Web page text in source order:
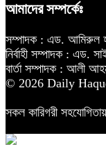
আমাদের সম্পর্কেঃ
সম্পাদক : এড. আমিরুল
নির্বাহী সম্পাদক : এড.
বার্তা সম্পাদক : আলী
© 2026 Daily
সকল কারিগরী